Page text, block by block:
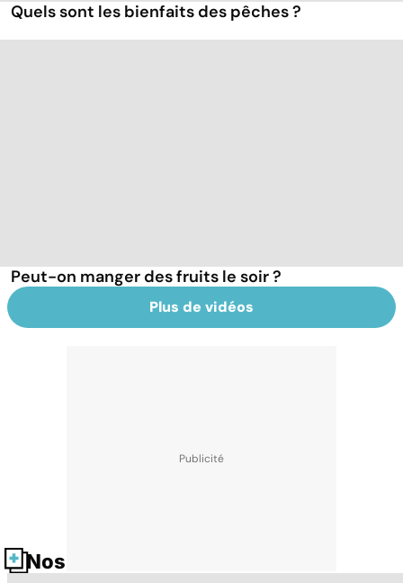
Quels sont les bienfaits des pêches ?
Peut-on manger des fruits le soir ?
Plus de vidéos
Nos fiches santé